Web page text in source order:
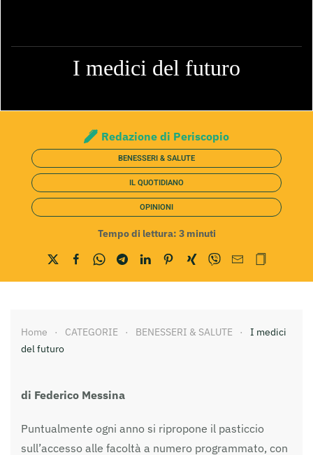
I medici del futuro
Redazione di Periscopio
BENESSERI & SALUTE
IL QUOTIDIANO
OPINIONI
Tempo di lettura: 3 minuti
Home CATEGORIE BENESSERI & SALUTE
I medici
del futuro
di Federico Messina
Puntualmente ogni anno si ripropone il pasticcio
sull’accesso alle facoltà a numero programmato, con